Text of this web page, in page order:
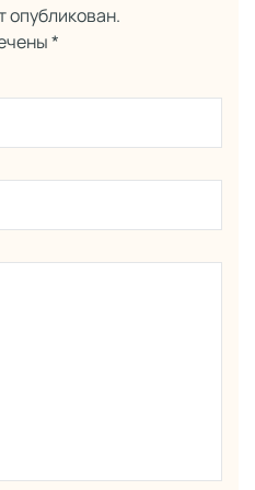
опубликован.
*